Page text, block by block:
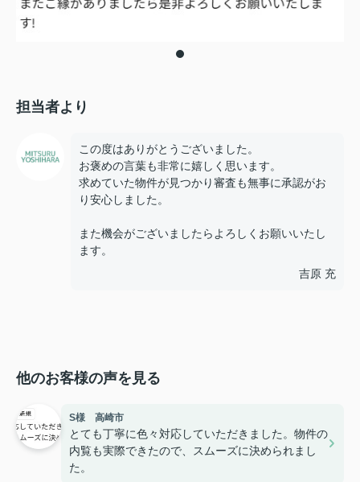
担当者より
この度はありがとうございました。
お褒めの言葉も非常に嬉しく思います。
求めていた物件が見つかり審査も無事に承認がお
り安心しました。
また機会がございましたらよろしくお願いいたし
ます。
吉原 充
他のお客様の声を見る
S様 高崎市
とても丁寧に色々対応していただきました。物件の
内覧も実際できたので、スムーズに決められまし
た。